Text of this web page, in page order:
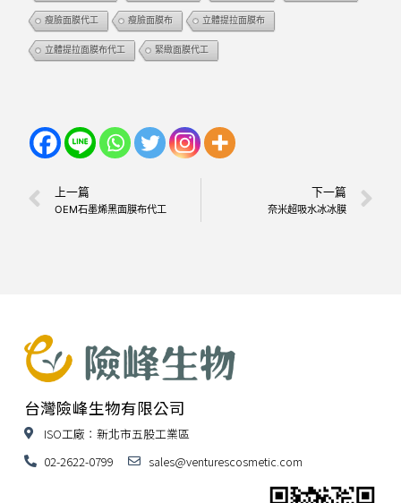
瘦臉面膜代工 瘦臉面膜布 立體提拉面膜布
立體提拉面膜布代工 緊緻面膜代工
上一篇
OEM石墨烯黑面膜布代工
下一篇
奈米超吸水冰冰膜
台灣險峰生物有限公司
ISO工廠：新北市五股工業區
02-2622-0799
sales@venturescosmetic.com